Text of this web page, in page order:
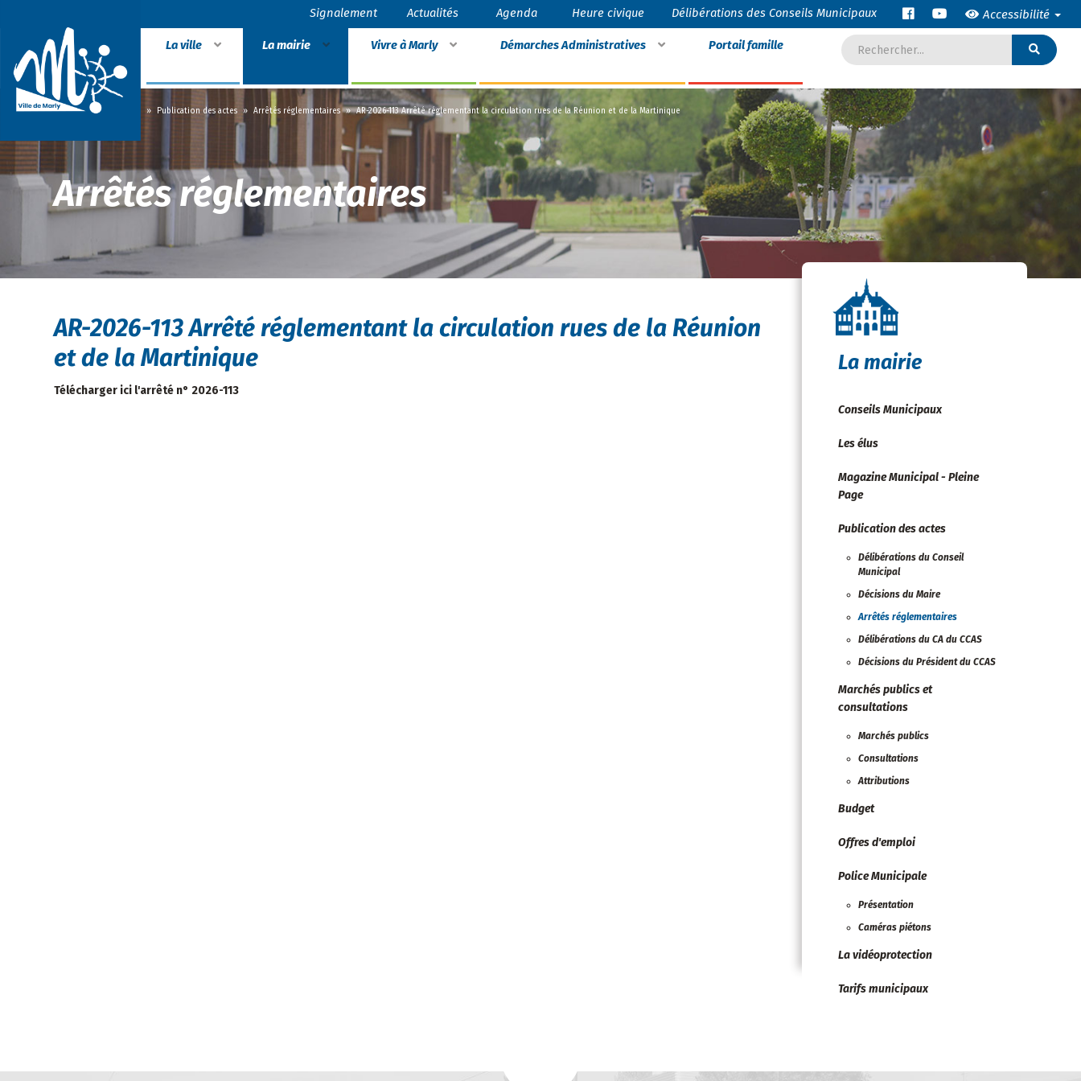
Signalement Actualités Agenda Heure civique Délibérations des Conseils Municipaux Accessibilité
La ville La mairie Vivre à Marly Démarches Administratives Portail famille
Accueil » » Publication des actes » Arrêtés réglementaires » AR-2026-113 Arrêté réglementant la circulation rues de la Réunion et de la Martinique
Arrêtés réglementaires
AR-2026-113 Arrêté réglementant la circulation rues de la Réunion
et de la Martinique
Télécharger ici l'arrêté n° 2026-113
La mairie
Conseils Municipaux
Les élus
Magazine Municipal - Pleine
Page
Publication des actes
Délibérations du Conseil
Municipal
Décisions du Maire
Arrêtés réglementaires
Délibérations du CA du CCAS
Décisions du Président du CCAS
Marchés publics et
consultations
Marchés publics
Consultations
Attributions
Budget
Offres d'emploi
Police Municipale
Présentation
Caméras piétons
La vidéoprotection
Tarifs municipaux